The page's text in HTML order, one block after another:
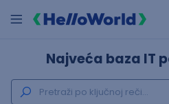
Najveća baza IT